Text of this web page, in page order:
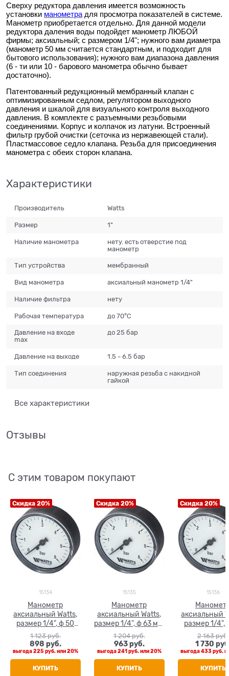
Сверху редуктора давления имеется возможность
установки манометра для просмотра показателей в системе.
Манометр приобретается отдельно. Для данной модели
редуктора даления воды подойдет манометр ЛЮБОЙ
фирмы; аксиальный; с размером 1/4"; нужного вам диаметра
(манометр 50 мм считается стандартным, и подходит для
бытового использования); нужного вам диапазона давления
(6 - ти или 10 - барового манометра обычно бывает
достаточно).
Патентованный редукционный мембранный клапан с
оптимизированным седлом, регулятором выходного
давления и шкалой для визуального контроля выходного
давления. В комплекте с разъемными резьбовыми
соединениями. Корпус и колпачок из латуни. Встроенный
фильтр грубой очистки (сеточка из нержавеющей стали).
Пластмассовое седло клапана. Резьба для присоединения
манометра с обеих сторон клапана.
Характеристики
Производитель Watts
Размер 1"
Наличие манометра
нету. есть отверстие под
манометр
Тип устройства мембранный
Вид манометра аксиальный манометр 1/4"
Наличие фильтра нету
Рабочая температура до 70°C
Давление на входе
max
до 25 бар
Давление на выходе 1.5 - 6.5 бар
Тип соединения
наружная резьба с накидной
гайкой
Все характеристики
Отзывы
С этим товаром покупают
Скидка 20%
15134
Манометр
аксиальный Watts,
размер 1/4", ф 50
мм, 0-6 бар
1 123 руб.
898 руб.
выгода225 руб.или20%
КУПИТЬ
Скидка 20%
15135
Манометр
аксиальный Watts,
размер 1/4", ф 63 мм,
0-6 бар
1 204 руб.
963 руб.
выгода241 руб.или20%
КУПИТЬ
Скидка 20%
15136
аксиальный
размер 1/4",
мм, 0-6
2 163 руб.
1 730
выгода433 руб.
КУПИТЬ